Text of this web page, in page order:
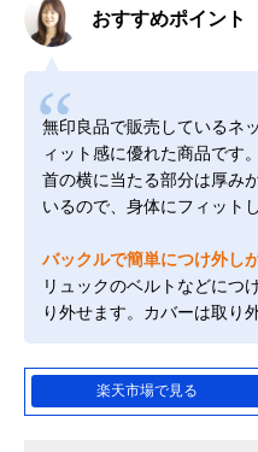
おすすめポイント
無印良品で販売しているネ
ィット感に優れた商品です
首の横に当たる部分は厚み
いるので、身体にフィット
バックルで簡単につけ外し
リュックのベルトなどにつ
り外せます。カバーは取り
楽天市場で見る